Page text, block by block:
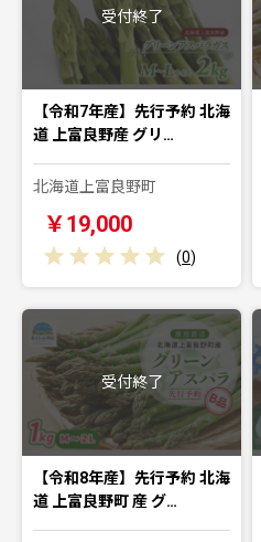
受付終了
【令和7年産】先行予約 北海
道 上富良野産 グリ…
北海道上富良野町
￥19,000
(0)
受付終了
【令和8年産】先行予約 北海
道 上富良野町 産 グ…